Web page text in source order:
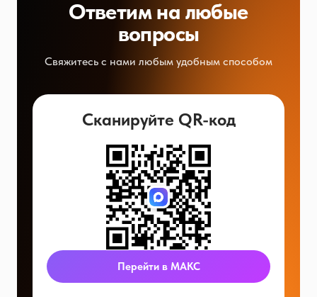
Ответим на любые
вопросы
Свяжитесь с нами любым удобным способом
Сканируйте QR-код
Перейти в МАКС